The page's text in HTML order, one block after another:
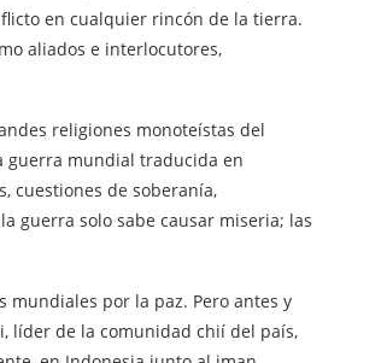
en cualquier rincón de la tierra.
aliados e interlocutores,
religiones monoteístas del
guerra mundial traducida en
cuestiones de soberanía,
guerra solo sabe causar miseria; las
mundiales por la paz. Pero antes y
líder de la comunidad chií del país,